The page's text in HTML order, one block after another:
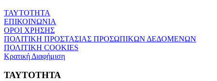
ΤΑΥΤΟΤΗΤΑ
ΕΠΙΚΟΙΝΩΝΙΑ
ΟΡΟΙ ΧΡΗΣΗΣ
ΠΟΛΙΤΙΚΗ ΠΡΟΣΤΑΣΙΑΣ ΠΡΟΣΩΠΙΚΩΝ ΔΕΔΟΜΕΝΩΝ
ΠΟΛΙΤΙΚΗ COOKIES
Κρατική Διαφήμιση
ΤΑΥΤΟΤΗΤΑ